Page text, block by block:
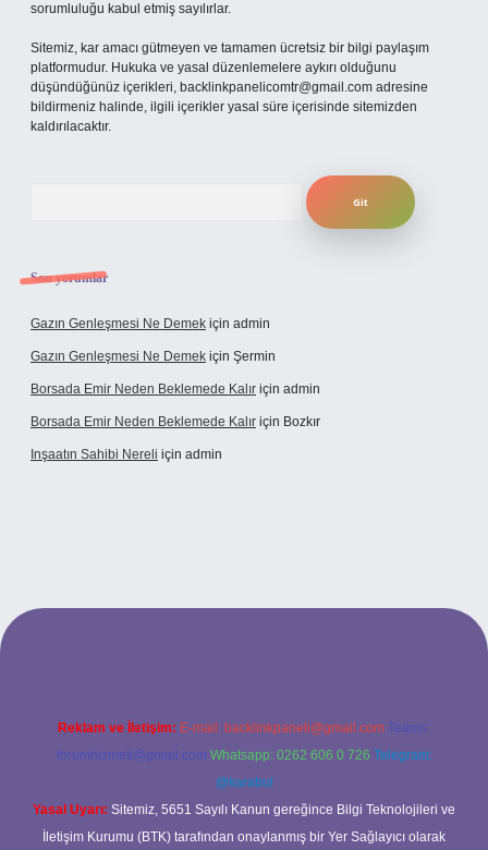
sorumluluğu kabul etmiş sayılırlar.
Sitemiz, kar amacı gütmeyen ve tamamen ücretsiz bir bilgi paylaşım
platformudur. Hukuka ve yasal düzenlemelere aykırı olduğunu
düşündüğünüz içerikleri, backlinkpanelicomtr@gmail.com adresine
bildirmeniz halinde, ilgili içerikler yasal süre içerisinde sitemizden
kaldırılacaktır.
Son yorumlar
Gazın Genleşmesi Ne Demek için admin
Gazın Genleşmesi Ne Demek için Şermin
Borsada Emir Neden Beklemede Kalır için admin
Borsada Emir Neden Beklemede Kalır için Bozkır
Inşaatın Sahibi Nereli için admin
Reklam ve İletişim: E-mail: backlinkpaneli@gmail.com Teams:
forumhizmeti@gmail.com Whatsapp: 0262 606 0 726 Telegram:
@karabul
Yasal Uyarı: Sitemiz, 5651 Sayılı Kanun gereğince Bilgi Teknolojileri ve
İletişim Kurumu (BTK) tarafından onaylanmış bir Yer Sağlayıcı olarak